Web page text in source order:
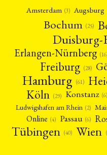
Amsterdam (3) Augsburg
Bochum (25)
Duisburg-
Erlangen-Nürnberg
Freiburg (28)
Hamburg (61)
Köln (29) Konstanz (6)
Ludwigshafen am Rhein (2)
Online (4) Passau (6)
Tübingen (40) Wien